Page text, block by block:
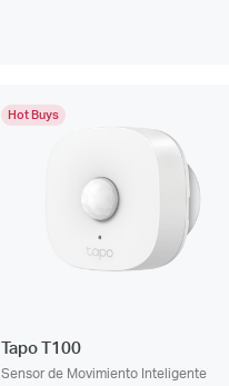
Hot Buys
Tapo T100
Sensor de Movimiento Inteligente